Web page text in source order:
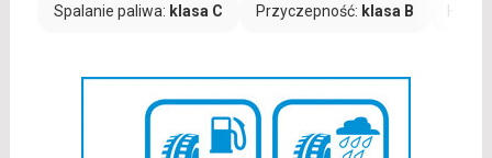
Spalanie paliwa: klasa C Przyczepność: klasa B